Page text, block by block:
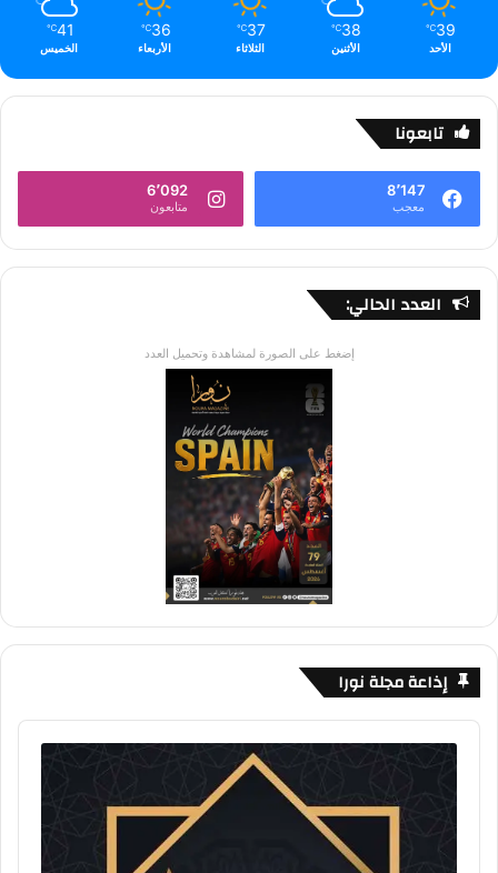
39
℃
الأحد
38
℃
الأثنين
37
℃
الثلاثاء
36
℃
الأربعاء
41
℃
الخميس
تابعونا
8٬147
معجب
6٬092
متابعون
العدد الحالي:
إضغط على الصورة لمشاهدة وتحميل العدد
إذاعة مجلة نورا
Audio
Player